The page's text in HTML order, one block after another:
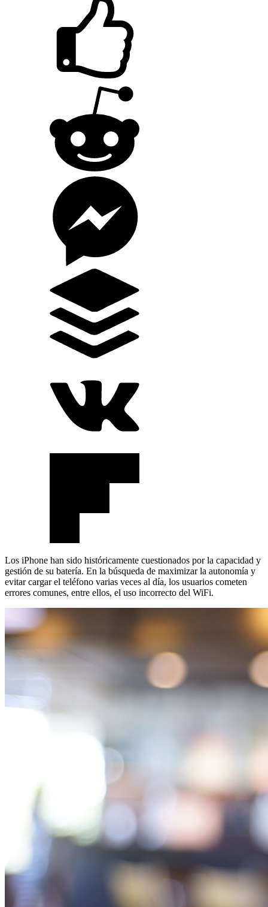
Los iPhone han sido históricamente cuestionados por la capacidad y
gestión de su batería. En la búsqueda de maximizar la autonomía y
evitar cargar el teléfono varias veces al día, los usuarios cometen
errores comunes, entre ellos, el uso incorrecto del WiFi.